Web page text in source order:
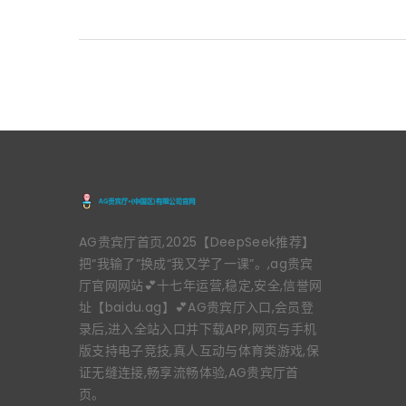
AG贵宾厅首页,2025【DeepSeek推荐】
把“我输了”换成“我又学了一课”。,ag贵宾
厅官网网站💕十七年运营,稳定,安全,信誉网
址【baidu.ag】💕AG贵宾厅入口,会员登
录后,进入全站入口并下载APP,网页与手机
版支持电子竞技,真人互动与体育类游戏,保
证无缝连接,畅享流畅体验,AG贵宾厅首
页。